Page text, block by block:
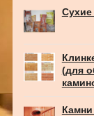
Сухие
(для